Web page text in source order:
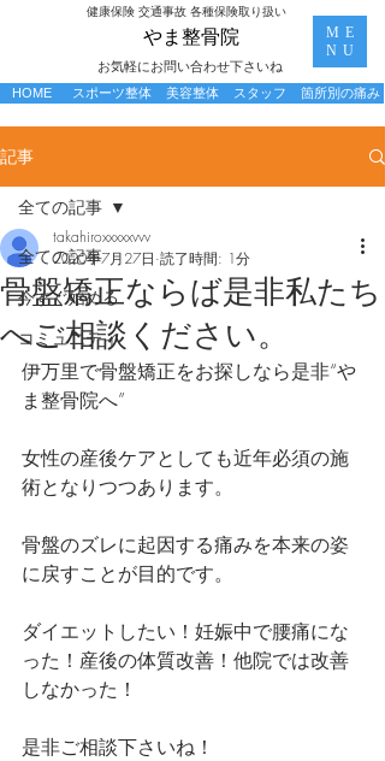
お気軽にお問い合わせ下さいね
​やま整骨院
​健康保険 交通事故 各種保険取り扱い
ME
NU
スポーツ整体 美容整体 箇所別の痛み
HOME スタッフ
記事
全ての記事
今すぐ始める
コミュニティ
全ての記事
骨盤矯正ならば是非私たち
へご相談ください。
takahiroxxxxxvvv
2020年7月27日 読了時間: 1分
伊万里で骨盤矯正をお探しなら是非“や
ま整骨院へ”
女性の産後ケアとしても近年必須の施
術となりつつあります。
骨盤のズレに起因する痛みを本来の姿
に戻すことが目的です。
ダイエットしたい！妊娠中で腰痛にな
った！産後の体質改善！他院では改善
しなかった！
是非ご相談下さいね！